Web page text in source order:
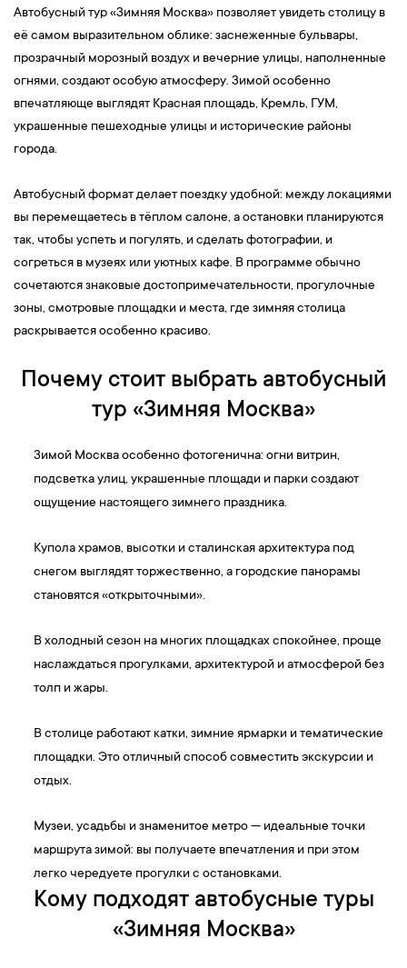
Автобусный тур «Зимняя Москва» позволяет увидеть столицу в
её самом выразительном облике: заснеженные бульвары,
прозрачный морозный воздух и вечерние улицы, наполненные
огнями, создают особую атмосферу. Зимой особенно
впечатляюще выглядят Красная площадь, Кремль, ГУМ,
украшенные пешеходные улицы и исторические районы
города.
Автобусный формат делает поездку удобной: между локациями
вы перемещаетесь в тёплом салоне, а остановки планируются
так, чтобы успеть и погулять, и сделать фотографии, и
согреться в музеях или уютных кафе. В программе обычно
сочетаются знаковые достопримечательности, прогулочные
зоны, смотровые площадки и места, где зимняя столица
раскрывается особенно красиво.
Почему стоит выбрать автобусный
тур «Зимняя Москва»
Зимой Москва особенно фотогенична: огни витрин,
подсветка улиц, украшенные площади и парки создают
ощущение настоящего зимнего праздника.
Купола храмов, высотки и сталинская архитектура под
снегом выглядят торжественно, а городские панорамы
становятся «открыточными».
В холодный сезон на многих площадках спокойнее, проще
наслаждаться прогулками, архитектурой и атмосферой без
толп и жары.
В столице работают катки, зимние ярмарки и тематические
площадки. Это отличный способ совместить экскурсии и
отдых.
Музеи, усадьбы и знаменитое метро — идеальные точки
маршрута зимой: вы получаете впечатления и при этом
легко чередуете прогулки с остановками.
Кому подходят автобусные туры
«Зимняя Москва»